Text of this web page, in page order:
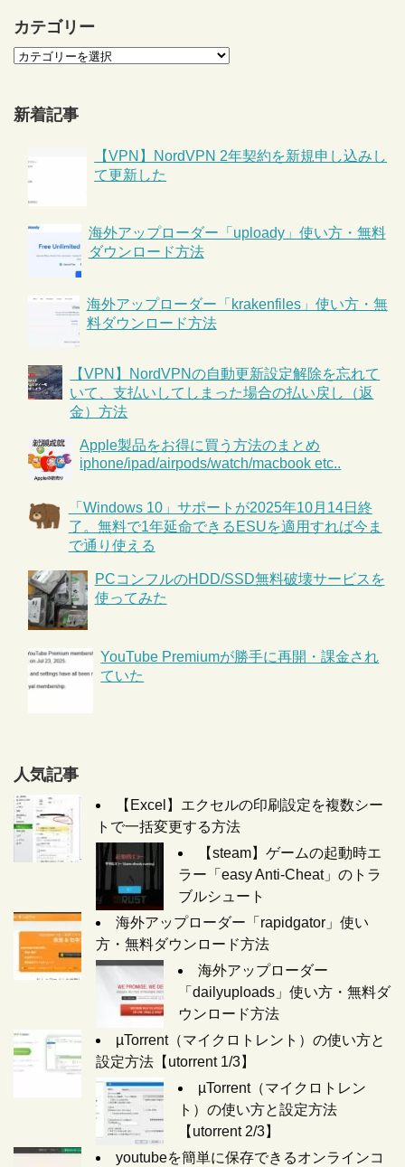
カテゴリー
新着記事
【VPN】NordVPN 2年契約を新規申し込みし
て更新した
海外アップローダー「uploady」使い方・無料
ダウンロード方法
海外アップローダー「krakenfiles」使い方・無
料ダウンロード方法
【VPN】NordVPNの自動更新設定解除を忘れて
いて、支払いしてしまった場合の払い戻し（返
金）方法
Apple製品をお得に買う方法のまとめ
iphone/ipad/airpods/watch/macbook etc..
「Windows 10」サポートが2025年10月14日終
了。無料で1年延命できるESUを適用すれば今ま
で通り使える
PCコンフルのHDD/SSD無料破壊サービスを
使ってみた
YouTube Premiumが勝手に再開・課金され
ていた
人気記事
【Excel】エクセルの印刷設定を複数シー
トで一括変更する方法
【steam】ゲームの起動時エ
ラー「easy Anti-Cheat」のトラ
ブルシュート
海外アップローダー「rapidgator」使い
方・無料ダウンロード方法
海外アップローダー
「dailyuploads」使い方・無料ダ
ウンロード方法
µTorrent（マイクロトレント）の使い方と
設定方法【utorrent 1/3】
µTorrent（マイクロトレン
ト）の使い方と設定方法
【utorrent 2/3】
youtubeを簡単に保存できるオンラインコ